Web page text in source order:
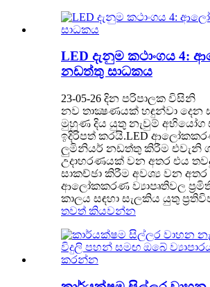
LED දැනුම කථාංගය 4:
නඩත්තු සාධකය
23-05-26 දින පරිපාලක විසිනි
නව තාක්‍ෂණයක් හඳුන්වා දෙන
මුහුණ දිය යුතු නැවුම් අභියෝග
ඉදිරිපත් කරයි.LED
ලුමිනියර් නඩත්තු කිරීම එවැනි
උදාහරණයක් වන අතර එය
සාකච්ඡා කිරීම අවශ්‍ය වන අතර
ආලෝකකරණ ව්‍යාපෘතිවල
කාලය සඳහා සැලකිය යුතු
තවත් කියවන්න